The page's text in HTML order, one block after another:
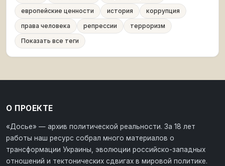
европейские ценности
история
коррупция
права человека
репрессии
терроризм
Показать все теги
О ПРОЕКТЕ
«Досье» — архив политической реальности. За 18 лет
работы наш ресурс собрал много материалов о
трансформации Украины, эволюции российско-западных
отношений и тектонических сдвигах в мировой политике.